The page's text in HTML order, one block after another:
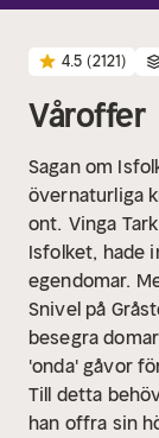
4.5 (2121)
Våroffer
Sagan om
övernaturliga
ont. Vinga
Isfolket, hade
egendomar.
Snivel på
besegra
'onda' gåvor
Till detta
han offra sin